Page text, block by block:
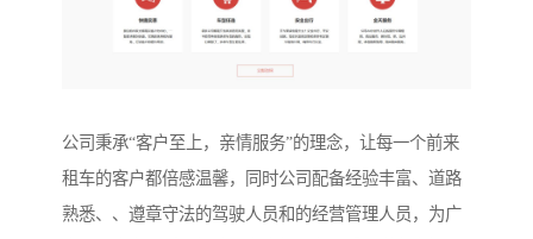
公司秉承“客户至上，亲情服务”的理念，让每一个前来
租车的客户都倍感温馨，同时公司配备经验丰富、道路
熟悉、、遵章守法的驾驶人员和的经营管理人员，为广